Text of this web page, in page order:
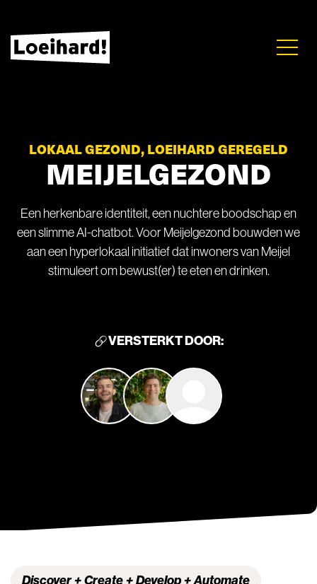
LOKAAL GEZOND, LOEIHARD GEREGELD
MEIJELGEZOND
Een herkenbare identiteit, een nuchtere boodschap en
een slimme AI-chatbot. Voor Meijelgezond bouwden we
aan een hyperlokaal initiatief dat inwoners van Meijel
stimuleert om bewust(er) te eten en drinken.
VERSTERKT DOOR:
Discover Create Develop Automate